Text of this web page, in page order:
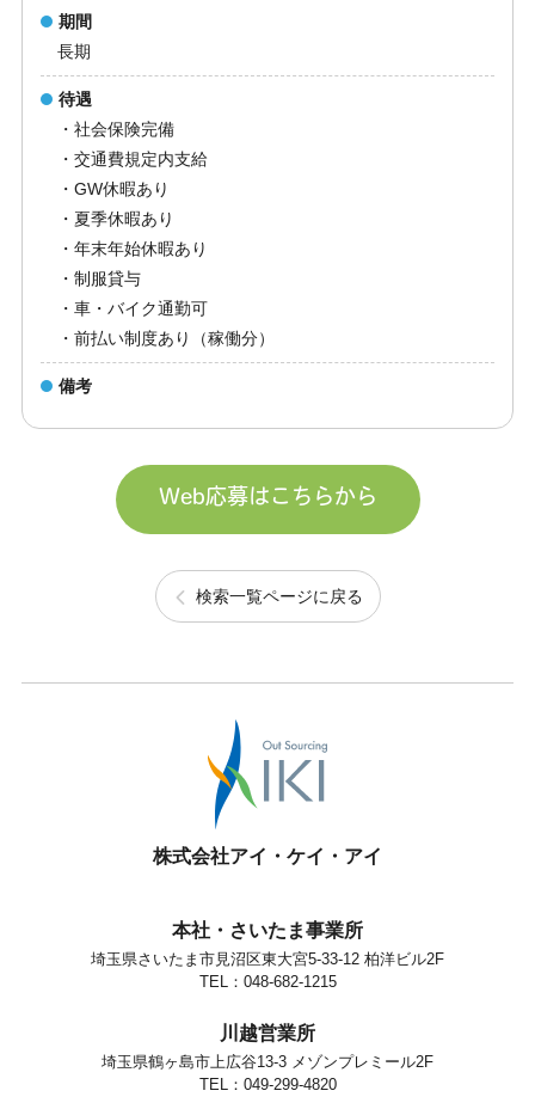
期間
長期
待遇
・社会保険完備
・交通費規定内支給
・GW休暇あり
・夏季休暇あり
・年末年始休暇あり
・制服貸与
・車・バイク通勤可
・前払い制度あり（稼働分）
備考
Web応募はこちらから
検索一覧ページに戻る
株式会社アイ・ケイ・アイ
本社・さいたま事業所
埼玉県さいたま市見沼区東大宮5-33-12 柏洋ビル2F
TEL：048-682-1215
川越営業所
埼玉県鶴ヶ島市上広谷13-3 メゾンプレミール2F
TEL：049-299-4820